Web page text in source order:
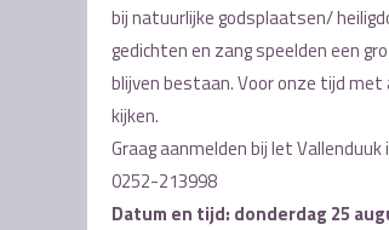
bij natuurlijke godsplaatsen/
gedichten en zang speelden een
blijven bestaan. Voor onze tijd
kijken.
Graag aanmelden bij Iet
0252-213998
Datum en tijd: donderdag 25